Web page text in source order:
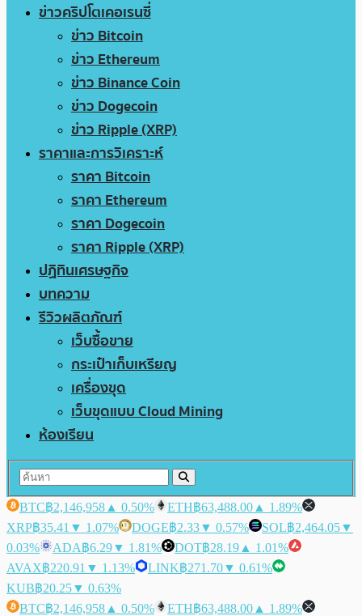
ข่าวคริปโตเคอเรนซี่
ข่าว Bitcoin
ข่าว Ethereum
ข่าว Binance Coin
ข่าว Dogecoin
ข่าว Ripple (XRP)
ราคาและการวิเคราะห์
ราคา Bitcoin
ราคา Ethereum
ราคา Dogecoin
ราคา Ripple (XRP)
ปฏิทินเศรษฐกิจ
บทความ
รีวิวผลิตภัณฑ์
เว็บซื้อขาย
กระเป๋าเก็บเหรียญ
เครื่องขุด
เว็บขุดแบบ Cloud Mining
ห้องเรียน
BTC฿2,146,958 ▲ 0.50% ETH฿63,488.00 ▲ 1.89%
XRP฿35.41 ▼ 1.07% DOGE฿2.33▼ 0.57% SOL฿2,464.05▼
0.03%
ADA฿6.29▼ 1.81% DOT฿28.19 ▲ 1.01%
AVAX฿220.91 ▼ 1.13% LINK฿271.70▼ 0.61%
KUB฿20.25▼ 0.63%
BTC฿2,146,958 ▲ 0.50% ETH฿63,488.00 ▲ 1.89%